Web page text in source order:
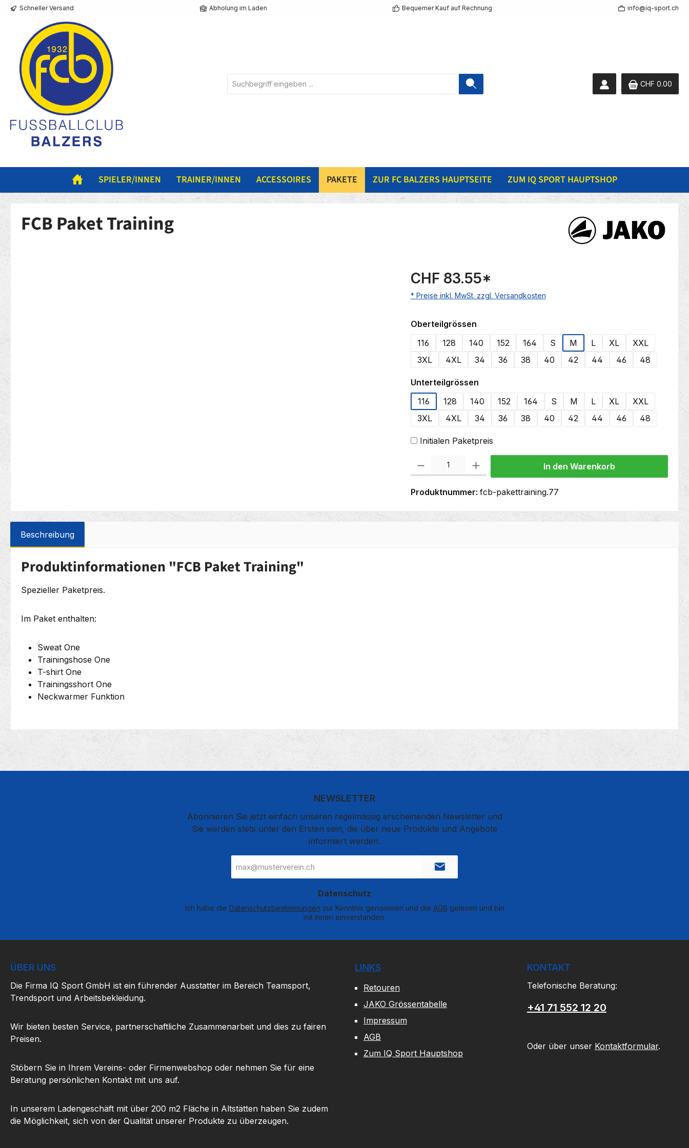
Zur Hauptnavigation springen
Schneller Versand Abholung im Laden Bequemer Kauf auf Rechnung info@iq-sport.ch
CHF 0.00
SPIELER/INNEN TRAINER/INNEN ACCESSOIRES PAKETE ZUR FC BALZERS HAUPTSEITE ZUM IQ SPORT HAUPTSHOP
FCB Paket Training
CHF 83.55*
* Preise inkl. MwSt. zzgl. Versandkosten
Oberteilgrössenauswählen
116
128 140 152 164 S M L XL
XXL
3XL
4XL 34 36 38 40 42 44 46 48
Unterteilgrössenauswählen
116
128 140 152 164 S M L XL
XXL
3XL
4XL 34 36 38 40 42 44 46 48
Initialen Paketpreis
In den Warenkorb
Produktnummer: fcb-pakettraining.77
Beschreibung
Produktinformationen "FCB Paket Training"
Spezieller Paketpreis.
Im Paket enthalten:
Sweat One
Trainingshose One
T-shirt One
Trainingsshort One
Neckwarmer Funktion
NEWSLETTER
Abonnieren Sie jetzt einfach unseren regelmässig erscheinenden Newsletter und
Sie werden stets unter den Ersten sein, die über neue Produkte und Angebote
informiert werden.
Mail-
Adresse
Datenschutz
Ich habe die Datenschutzbestimmungen zur Kenntnis genommen und die AGB gelesen und bin
mit ihnen einverstanden.
ÜBER UNS
Die Firma IQ Sport GmbH ist ein führender Ausstatter im Bereich Teamsport,
Trendsport und Arbeitsbekleidung.
Wir bieten besten Service, partnerschaftliche Zusammenarbeit und dies zu fairen
Preisen.
Stöbern Sie in Ihrem Vereins- oder Firmenwebshop oder nehmen Sie für eine
Beratung persönlichen Kontakt mit uns auf.
In unserem Ladengeschäft mit über 200 m2 Fläche in Altstätten haben Sie zudem
die Möglichkeit, sich von der Qualität unserer Produkte zu überzeugen.
LINKS
Retouren
JAKO Grössentabelle
Impressum
AGB
Zum IQ Sport Hauptshop
KONTAKT
Telefonische Beratung:
+41 71 552 12 20
Oder über unser Kontaktformular.